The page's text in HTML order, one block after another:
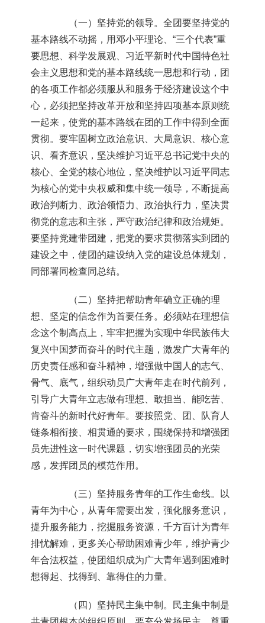
（一）坚持党的领导。全团要坚持党的
基本路线不动摇，用邓小平理论、“三个代表”重
要思想、科学发展观、习近平新时代中国特色社
会主义思想和党的基本路线统一思想和行动，团
的各项工作都必须服从和服务于经济建设这个中
心，必须把坚持改革开放和坚持四项基本原则统
一起来，使党的基本路线在团的工作中得到全面
贯彻。要牢固树立政治意识、大局意识、核心意
识、看齐意识，坚决维护习近平总书记党中央的
核心、全党的核心地位，坚决维护以习近平同志
为核心的党中央权威和集中统一领导，不断提高
政治判断力、政治领悟力、政治执行力，坚决贯
彻党的意志和主张，严守政治纪律和政治规矩。
要坚持党建带团建，把党的要求贯彻落实到团的
建设之中，使团的建设纳入党的建设总体规划，
同部署同检查同总结。
（二）坚持把帮助青年确立正确的理
想、坚定的信念作为首要任务。必须站在理想信
念这个制高点上，牢牢把握为实现中华民族伟大
复兴中国梦而奋斗的时代主题，激发广大青年的
历史责任感和奋斗精神，增强做中国人的志气、
骨气、底气，组织动员广大青年走在时代前列，
引导广大青年立志做有理想、敢担当、能吃苦、
肯奋斗的新时代好青年。要按照党、团、队育人
链条相衔接、相贯通的要求，围绕保持和增强团
员先进性这一时代课题，切实增强团员的光荣
感，发挥团员的模范作用。
（三）坚持服务青年的工作生命线。以
青年为中心，从青年需要出发，强化服务意识，
提升服务能力，挖掘服务资源，千方百计为青年
排忧解难，更多关心帮助困难青少年，维护青少
年合法权益，使团组织成为广大青年遇到困难时
想得起、找得到、靠得住的力量。
（四）坚持民主集中制。民主集中制是